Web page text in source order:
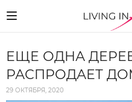
ЕЩЕ ОДНА
РАСПРОДАЕТ
29 ОКТЯБРЯ, 2020